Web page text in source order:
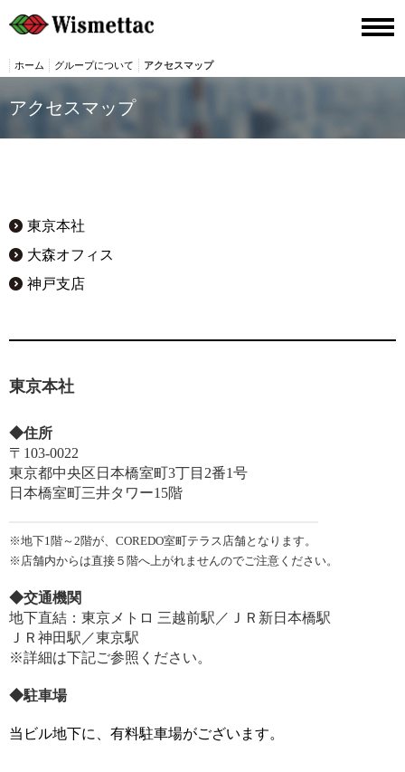
ホーム グループについて アクセスマップ
アクセスマップ
東京本社
大森オフィス
神戸支店
東京本社
◆住所
〒103-0022
東京都中央区日本橋室町3丁目2番1号
日本橋室町三井タワー15階
※地下1階～2階が、COREDO室町テラス店舗となります。
※店舗内からは直接５階へ上がれませんのでご注意ください。
◆交通機関
地下直結：東京メトロ 三越前駅／ＪＲ新日本橋駅
ＪＲ神田駅／東京駅
※詳細は下記ご参照ください。
◆駐車場
当ビル地下に、有料駐車場がございます。